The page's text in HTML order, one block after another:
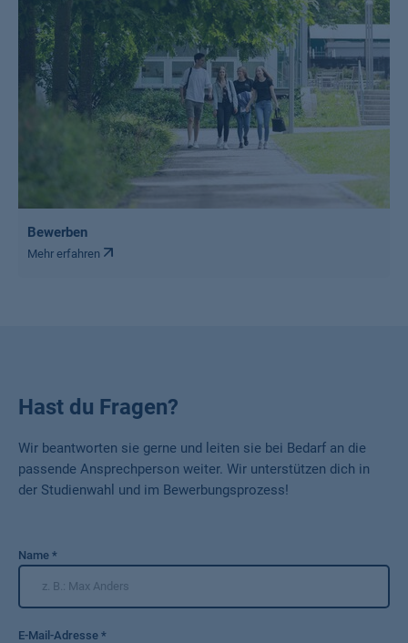
Bewerben
Mehr erfahren
Hast du Fragen?
Wir beantworten sie gerne und leiten sie bei Bedarf an die
passende Ansprechperson weiter. Wir unterstützen dich in
der Studienwahl und im Bewerbungsprozess!
Name *
E-Mail-Adresse *